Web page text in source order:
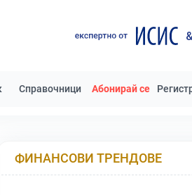
Справочници Абонирай се
ФИНАНСОВИ ТРЕНДОВЕ